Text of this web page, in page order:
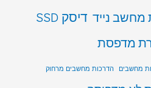
מחשב נייד דיסק SSD
מדפסת
מחשבים הדרכות מחשבים מרחוק